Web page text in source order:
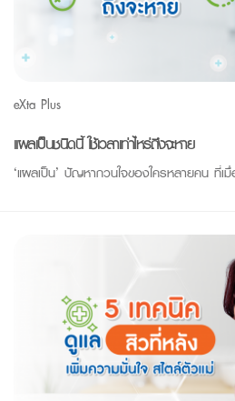
eXta Plus
แผลเป็นชนิดนี้ ใช้เวลาเท่าไหร่ถึงจะหาย
‘แผลเป็น’ ปัญหากวนใจของใครหลายคน ที่เ